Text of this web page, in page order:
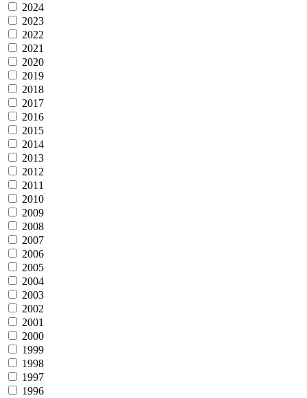
2024
2023
2022
2021
2020
2019
2018
2017
2016
2015
2014
2013
2012
2011
2010
2009
2008
2007
2006
2005
2004
2003
2002
2001
2000
1999
1998
1997
1996